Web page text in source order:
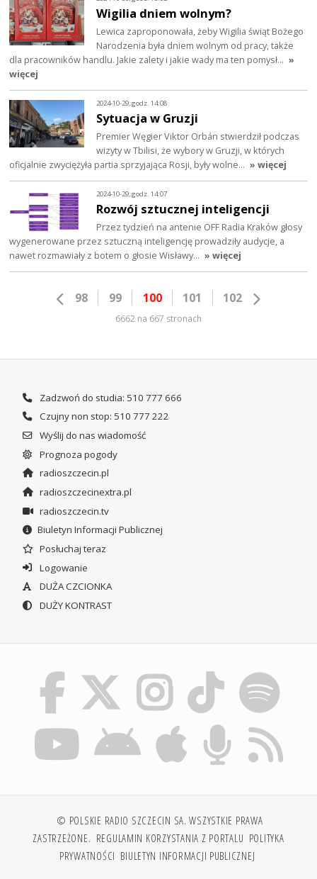
Wigilia dniem wolnym?
Lewica zaproponowała, żeby Wigilia świąt Bożego
Narodzenia była dniem wolnym od pracy, także
dla pracowników handlu. Jakie zalety i jakie wady ma ten pomysł… »
więcej
2024-10-29, godz. 14:08
Sytuacja w Gruzji
Premier Węgier Viktor Orbán stwierdził podczas
wizyty w Tbilisi, że wybory w Gruzji, w których
oficjalnie zwyciężyła partia sprzyjająca Rosji, były wolne… » więcej
2024-10-29, godz. 14:07
Rozwój sztucznej inteligencji
Przez tydzień na antenie OFF Radia Kraków głosy
wygenerowane przez sztuczną inteligencję prowadziły audycje, a
nawet rozmawiały z botem o głosie Wisławy… » więcej
98 99 100 101 102
6662 na 667 stronach
Zadzwoń do studia: 510 777 666
Czujny non stop: 510 777 222
Wyślij do nas wiadomość
Prognoza pogody
radioszczecin.pl
radioszczecinextra.pl
radioszczecin.tv
Biuletyn Informacji Publicznej
Posłuchaj teraz
Logowanie
DUŻA CZCIONKA
DUŻY KONTRAST
© POLSKIE RADIO SZCZECIN SA. WSZYSTKIE PRAWA
ZASTRZEŻONE. REGULAMIN KORZYSTANIA Z PORTALU POLITYKA
PRYWATNOŚCI BIULETYN INFORMACJI PUBLICZNEJ